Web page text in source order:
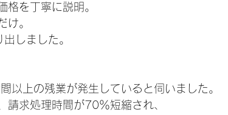
格を丁寧に説明。
け。
しました。
以上の残業が発生していると伺いました。
求処理時間が70％短縮され、